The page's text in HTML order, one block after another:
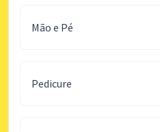
Mão e Pé
Pedicure